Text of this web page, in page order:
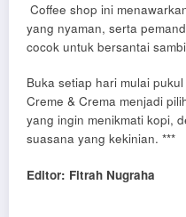
Coffee shop ini
yang nyaman, serta
cocok untuk bersantai
Buka setiap hari mulai
Creme & Crema menjadi
yang ingin menikmati kopi,
suasana yang kekinian. ***
Editor: Fitrah Nugraha